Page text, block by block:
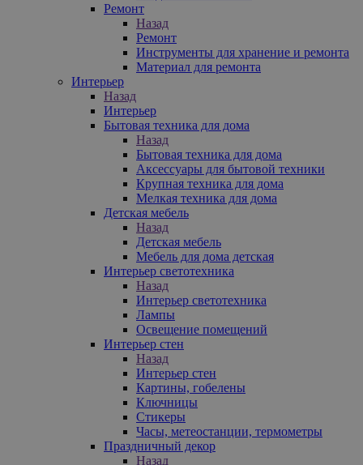
Ремонт
Назад
Ремонт
Инструменты для хранение и ремонта
Материал для ремонта
Интерьер
Назад
Интерьер
Бытовая техника для дома
Назад
Бытовая техника для дома
Аксессуары для бытовой техники
Крупная техника для дома
Мелкая техника для дома
Детская мебель
Назад
Детская мебель
Мебель для дома детская
Интерьер светотехника
Назад
Интерьер светотехника
Лампы
Освещение помещений
Интерьер стен
Назад
Интерьер стен
Картины, гобелены
Ключницы
Стикеры
Часы, метеостанции, термометры
Праздничный декор
Назад